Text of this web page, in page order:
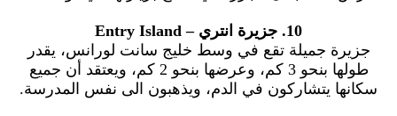
10. جزيرة انتري – Entry Island
جزيرة جميلة تقع في وسط خليج سانت لورانس، يقدر
طولها بنحو 3 كم، وعرضها بنحو 2 كم، ويعتقد أن جميع
سكانها يتشاركون في الدم، ويذهبون الى نفس المدرسة.